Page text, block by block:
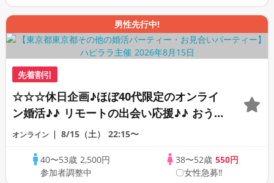
男性先行中!
先着割引
☆☆☆休日企画♪ほぼ40代限定のオンライ
ン婚活♪♪ リモートの出会い応援♪♪ おう
ちで乾杯しませんか♪♪ ☆全国の方が対象
PARTY!!
オンライン 8/15（土） 22:15〜
40〜53歳 2,500円
参加者調整中
38〜52歳 550円
〇女性急募‼